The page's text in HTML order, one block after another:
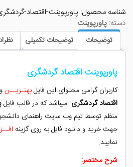
شناسه محصول: پاورپوینت-اقتصاد-
دسته: پاورپوینت
توضیحات توضیحات تکمیلی
پاورپوینت اقتصاد گردشگری
کاربران گرامی محتوای این فایلبهتـریــن
اقتصاد گردشگری میباشد که در قالب فایل
منظم توسط تیم وب سایت راهنمای
جهت خرید و دانلود فایل به روی گزینه
نمایید.
شرح مختصر: